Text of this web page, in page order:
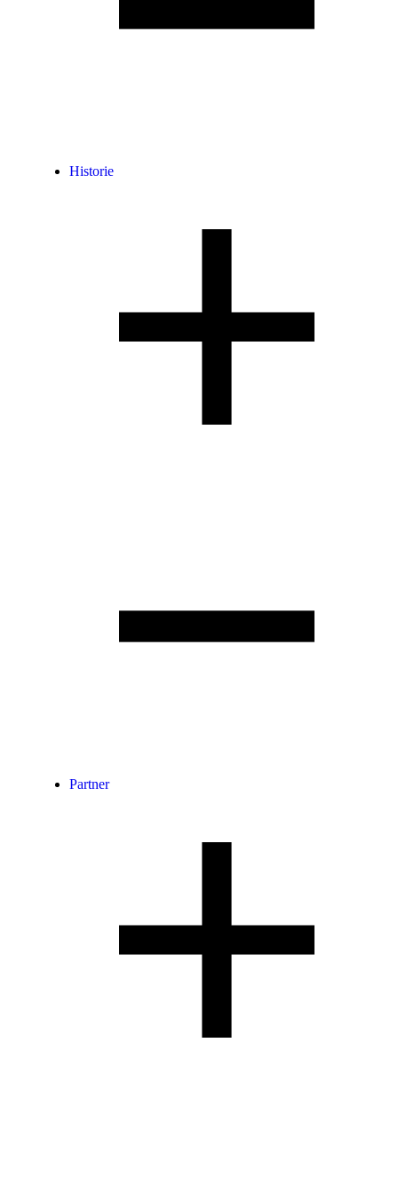
Historie
Partner